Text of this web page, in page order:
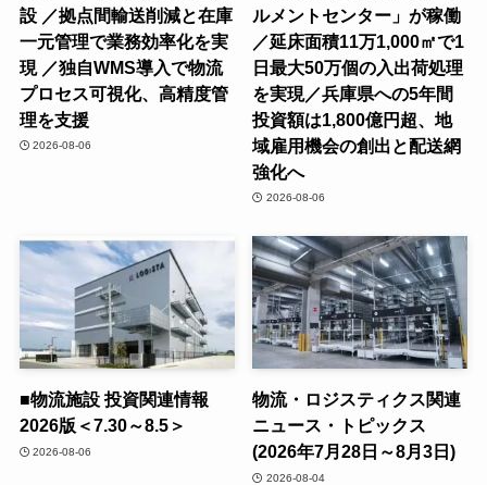
設 ／拠点間輸送削減と在庫
一元管理で業務効率化を実
現 ／独自WMS導入で物流
プロセス可視化、高精度管
理を支援
2026-08-06
ルメントセンター」が稼働
／延床面積11万1,000㎡で1
日最大50万個の入出荷処理
を実現／兵庫県への5年間
投資額は1,800億円超、地
域雇用機会の創出と配送網
強化へ
2026-08-06
■物流施設 投資関連情報
2026版＜7.30～8.5＞
2026-08-06
物流・ロジスティクス関連
ニュース・トピックス
(2026年7月28日～8月3日)
2026-08-04